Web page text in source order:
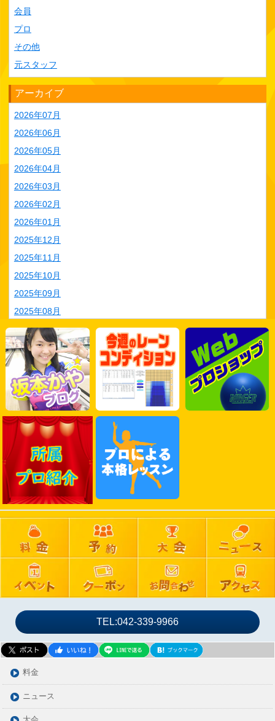
会員
プロ
その他
元スタッフ
アーカイブ
2026年07月
2026年06月
2026年05月
2026年04月
2026年03月
2026年02月
2026年01月
2025年12月
2025年11月
2025年10月
2025年09月
2025年08月
2025年07月
2025年06月
2025年05月
2025年04月
2025年03月
2025年02月
2025年01月
2024年12月
2024年11月
2024年10月
2024年09月
2024年08月
2024年07月
2024年06月
2024年05月
2024年04月
2024年03月
2024年02月
2024年01月
2023年12月
2023年11月
2023年10月
TEL:042-339-9966
料金
ニュース